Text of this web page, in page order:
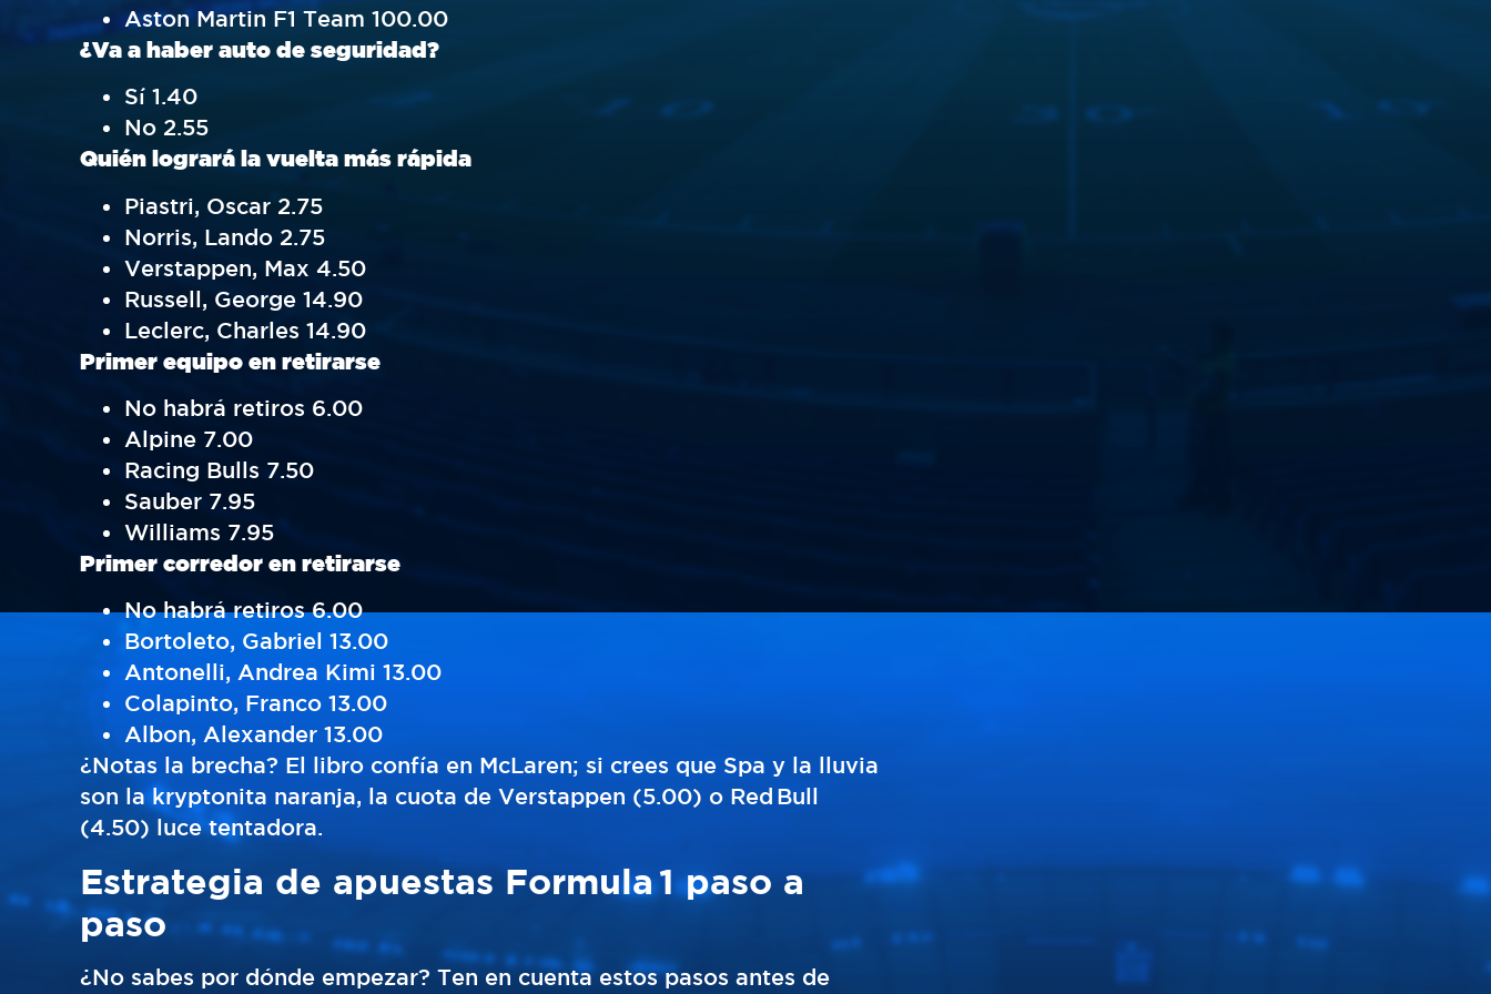
Aston Martin F1 Team 100.00
¿Va a haber auto de seguridad?
Sí 1.40
No 2.55
Quién logrará la vuelta más rápida
Piastri, Oscar 2.75
Norris, Lando 2.75
Verstappen, Max 4.50
Russell, George 14.90
Leclerc, Charles 14.90
Primer equipo en retirarse
No habrá retiros 6.00
Alpine 7.00
Racing Bulls 7.50
Sauber 7.95
Williams 7.95
Primer corredor en retirarse
No habrá retiros 6.00
Bortoleto, Gabriel 13.00
Antonelli, Andrea Kimi 13.00
Colapinto, Franco 13.00
Albon, Alexander 13.00
¿Notas la brecha? El libro confía en McLaren; si crees que Spa y la lluvia
son la kryptonita naranja, la cuota de Verstappen (5.00) o Red Bull
(4.50) luce tentadora.
Estrategia de apuestas Formula 1 paso a
paso
¿No sabes por dónde empezar? Ten en cuenta estos pasos antes de